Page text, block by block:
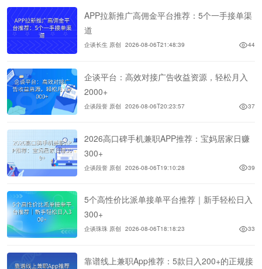
APP拉新推广高佣金平台推荐：5个一手接单渠
道
企谈长生 原创 2026-08-06T21:48:39 44
企谈平台：高效对接广告收益资源，轻松月入
2000+
企谈段誉 原创 2026-08-06T20:23:57 37
2026高口碑手机兼职APP推荐：宝妈居家日赚
300+
企谈段誉 原创 2026-08-06T19:10:28 39
5个高性价比派单接单平台推荐｜新手轻松日入
300+
企谈珠珠 原创 2026-08-06T18:18:23 33
靠谱线上兼职App推荐：5款日入200+的正规接